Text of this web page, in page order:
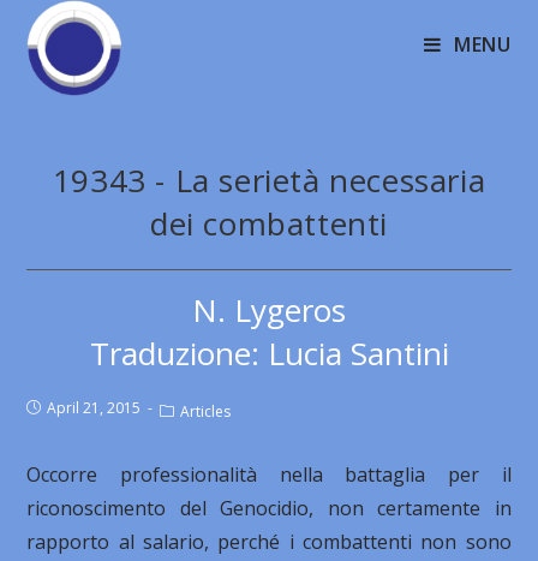
MENU
19343 - La serietà necessaria
dei combattenti
N. Lygeros
Traduzione: Lucia Santini
April 21, 2015 Articles
Occorre professionalità nella battaglia per il
riconoscimento del Genocidio, non certamente in
rapporto al salario, perché i combattenti non sono